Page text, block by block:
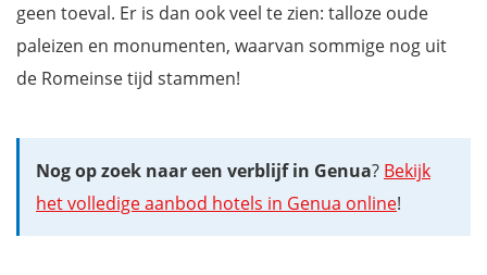
geen toeval. Er is dan ook veel te zien: talloze oude
paleizen en monumenten, waarvan sommige nog uit
de Romeinse tijd stammen!
Nog op zoek naar een verblijf in Genua? Bekijk
het volledige aanbod hotels in Genua online!